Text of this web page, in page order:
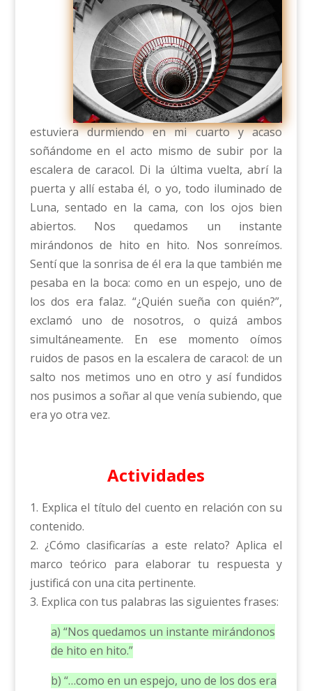
estuviera durmiendo en mi cuarto y acaso
soñándome en el acto mismo de subir por la
escalera de caracol. Di la última vuelta, abrí la
puerta y allí estaba él, o yo, todo iluminado de
Luna, sentado en la cama, con los ojos bien
abiertos. Nos quedamos un instante
mirándonos de hito en hito. Nos sonreímos.
Sentí que la sonrisa de él era la que también me
pesaba en la boca: como en un espejo, uno de
los dos era falaz. “¿Quién sueña con quién?”,
exclamó uno de nosotros, o quizá ambos
simultáneamente. En ese momento oímos
ruidos de pasos en la escalera de caracol: de un
salto nos metimos uno en otro y así fundidos
nos pusimos a soñar al que venía subiendo, que
era yo otra vez.
Actividades
1. Explica el título del cuento en relación con su
contenido.
2. ¿Cómo clasificarías a este relato? Aplica el
marco teórico para elaborar tu respuesta y
justificá con una cita pertinente.
3. Explica con tus palabras las siguientes frases:
a) “Nos quedamos un instante mirándonos
de hito en hito.”
b) “…como en un espejo, uno de los dos era